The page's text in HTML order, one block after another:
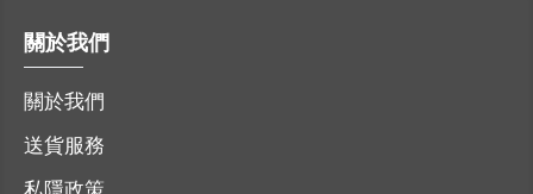
關於我們
關於我們
送貨服務